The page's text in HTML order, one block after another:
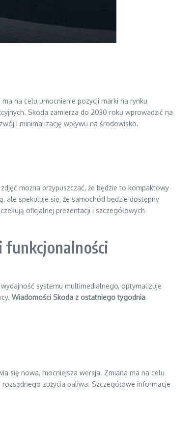
na celu umocnienie pozycji marki na rynku
Skoda zamierza do 2030 roku wprowadzić na
i minimalizację wpływu na środowisko.
można przypuszczać, że będzie to kompaktowy
ale spekuluje się, że samochód będzie dostępny
oficjalnej prezentacji i szczegółowych
funkcjonalności
systemu multimedialnego, optymalizuje
Wiadomości Skoda z ostatniego tygodnia
się nowa, mocniejsza wersja. Zmiana ma na celu
zużycia paliwa. Szczegółowe informacje